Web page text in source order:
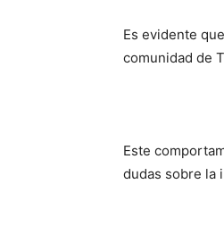
Es evidente
comunidad de
Este
dudas sobre la